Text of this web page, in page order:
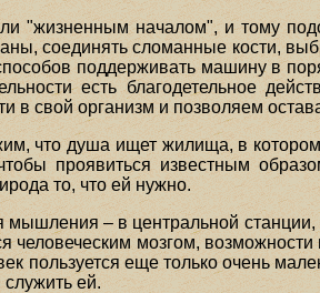
"жизненным началом", и тому
соединять сломанные кости,
поддерживать машину в
есть благодетельное
в свой организм и позволяем
что душа ищет жилища, в
проявиться известным
то, что ей нужно.
– в центральной станции,
человеческим мозгом,
пользуется еще только очень
служить ей.